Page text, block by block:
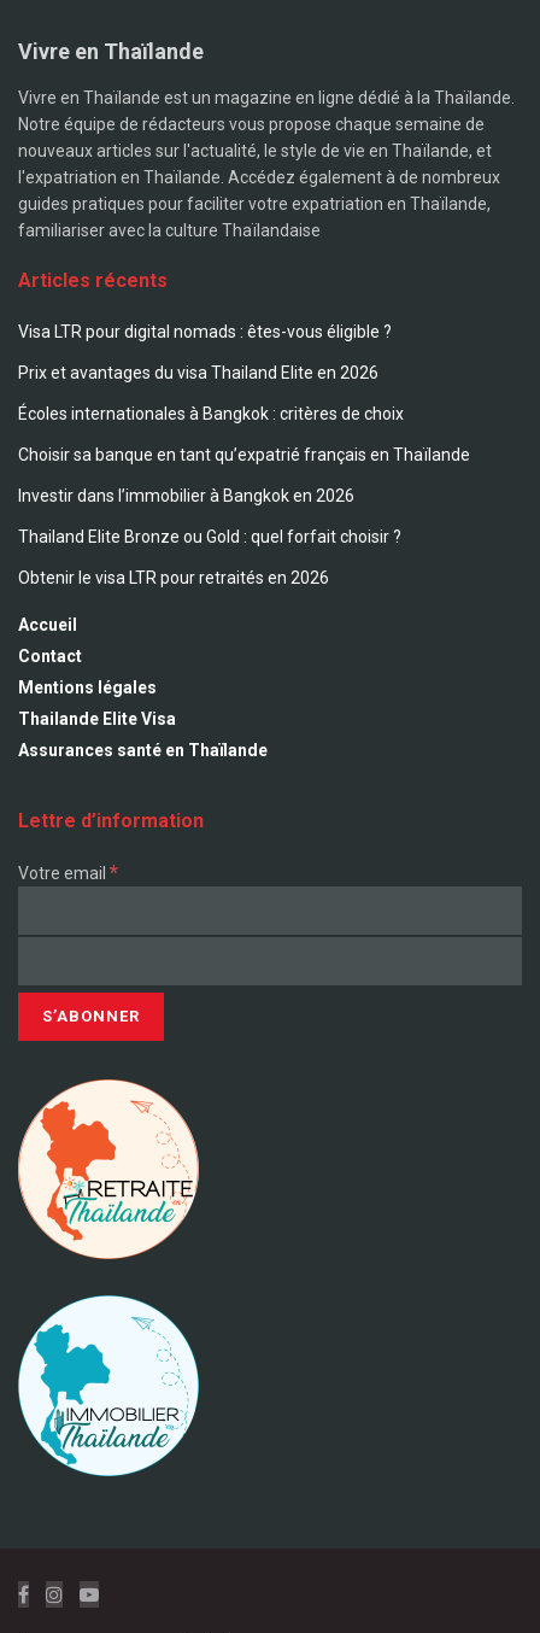
Vivre en Thaïlande
Vivre en Thaïlande est un magazine en ligne dédié à la Thaïlande.
Notre équipe de rédacteurs vous propose chaque semaine de
nouveaux articles sur l'actualité, le style de vie en Thaïlande, et
l'expatriation en Thaïlande. Accédez également à de nombreux
guides pratiques pour faciliter votre expatriation en Thaïlande,
familiariser avec la culture Thaïlandaise
Articles récents
Visa LTR pour digital nomads : êtes-vous éligible ?
Prix et avantages du visa Thailand Elite en 2026
Écoles internationales à Bangkok : critères de choix
Choisir sa banque en tant qu’expatrié français en Thaïlande
Investir dans l’immobilier à Bangkok en 2026
Thailand Elite Bronze ou Gold : quel forfait choisir ?
Obtenir le visa LTR pour retraités en 2026
Accueil
Contact
Mentions légales
Thailande Elite Visa
Assurances santé en Thaïlande
Lettre d’information
Votre email *